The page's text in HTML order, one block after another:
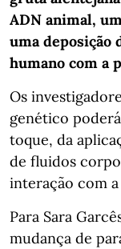
ADN animal,
uma deposição
humano com a
Os
genético
toque, da
de fluidos
interação com
Para Sara
mudança de